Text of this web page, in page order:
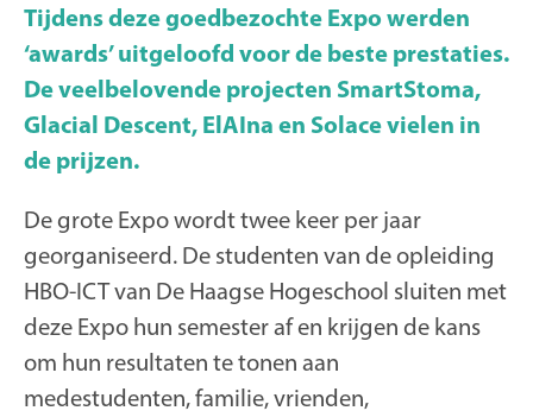
Tijdens deze goedbezochte Expo werden
‘awards’ uitgeloofd voor de beste prestaties.
De veelbelovende projecten SmartStoma,
Glacial Descent, ElAIna en Solace vielen in
de prijzen.
De grote Expo wordt twee keer per jaar
georganiseerd. De studenten van de opleiding
HBO-ICT van De Haagse Hogeschool sluiten met
deze Expo hun semester af en krijgen de kans
om hun resultaten te tonen aan
medestudenten, familie, vrienden,